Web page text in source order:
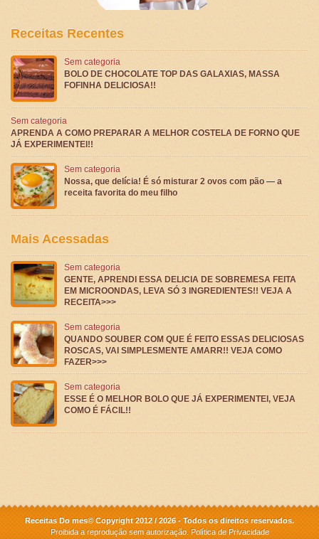
Receitas Recentes
Sem categoria
BOLO DE CHOCOLATE TOP DAS GALAXIAS, MASSA
FOFINHA DELICIOSA!!
Sem categoria
APRENDA A COMO PREPARAR A MELHOR COSTELA DE FORNO QUE
JÁ EXPERIMENTEI!!
Sem categoria
Nossa, que delícia! É só misturar 2 ovos com pão — a
receita favorita do meu filho
Mais Acessadas
Sem categoria
GENTE, APRENDI ESSA DELICIA DE SOBREMESA FEITA
EM MICROONDAS, LEVA SÓ 3 INGREDIENTES!! VEJA A
RECEITA>>>
Sem categoria
QUANDO SOUBER COM QUE É FEITO ESSAS DELICIOSAS
ROSCAS, VAI SIMPLESMENTE AMARR!! VEJA COMO
FAZER>>>
Sem categoria
ESSE É O MELHOR BOLO QUE JÁ EXPERIMENTEI, VEJA
COMO É FÁCIL!!
Receitas Do mes© Copyright 2012 / 2026 - Todos os direitos reservados.
Proibida a reprodução sem autorização. Política de Privacidade